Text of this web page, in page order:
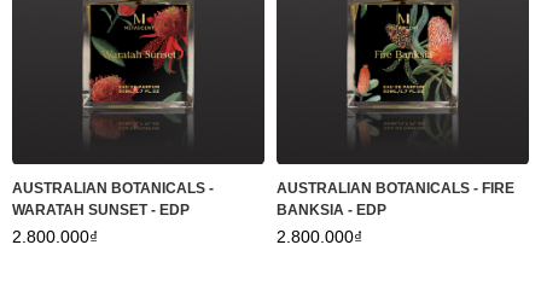
AUSTRALIAN BOTANICALS -
WARATAH SUNSET - EDP
2.800.000₫
AUSTRALIAN BOTANICALS - FIRE
BANKSIA - EDP
2.800.000₫